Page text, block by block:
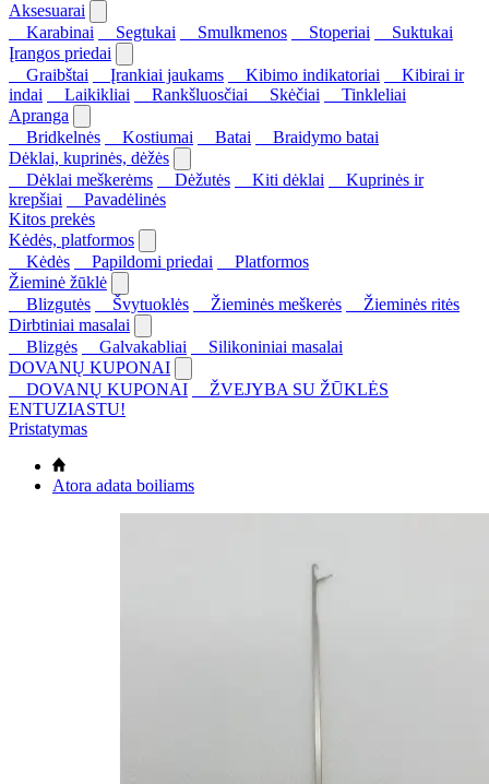
Aksesuarai
Karabinai
Segtukai Smulkmenos Stoperiai
Suktukai
Įrangos priedai
Graibštai
Įrankiai jaukams Kibimo indikatoriai
Kibirai ir
indai
Laikikliai Rankšluosčiai Skėčiai
Tinkleliai
Apranga
Bridkelnės
Kostiumai Batai
Braidymo batai
Dėklai, kuprinės, dėžės
Dėklai meškerėms
Dėžutės Kiti dėklai
Kuprinės ir
krepšiai
Pavadėlinės
Kitos prekės
Kėdės, platformos
Kėdės
Papildomi priedai
Platformos
Žieminė žūklė
Blizgutės
Švytuoklės Žieminės meškerės
Žieminės ritės
Dirbtiniai masalai
Blizgės
Galvakabliai
Silikoniniai masalai
DOVANŲ KUPONAI
DOVANŲ KUPONAI
ŽVEJYBA SU ŽŪKLĖS
ENTUZIASTU!
Pristatymas
Atora adata boiliams